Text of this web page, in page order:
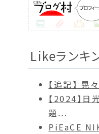
Likeランキ
【追記】
【2024】日
題...
PiEaCE